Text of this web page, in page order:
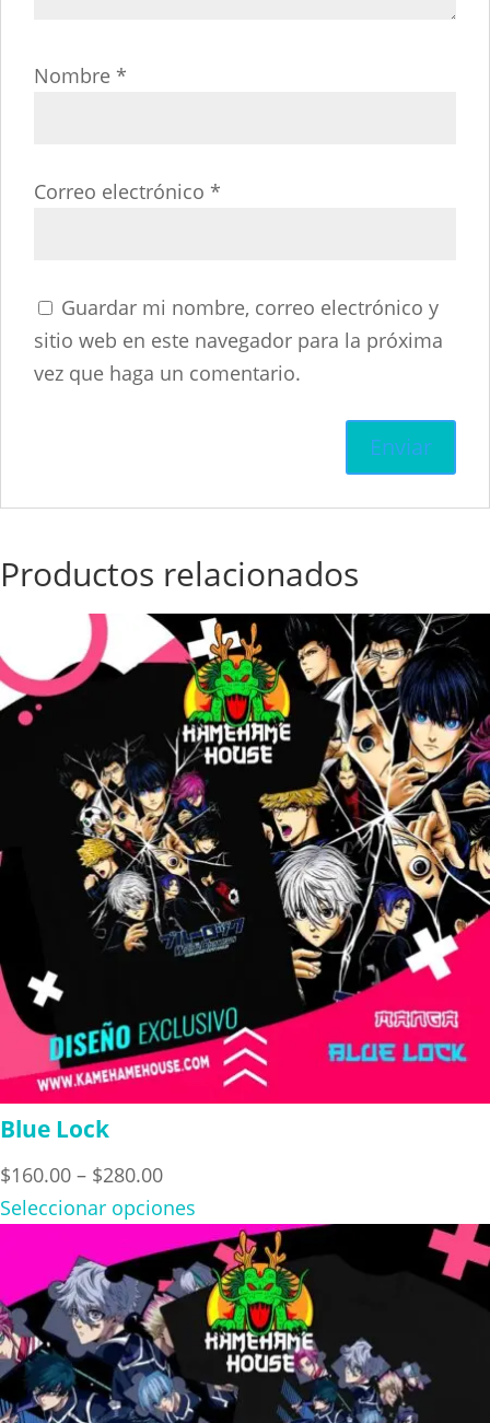
Nombre *
Correo electrónico *
Guardar mi nombre, correo electrónico y
sitio web en este navegador para la próxima
vez que haga un comentario.
Productos relacionados
Blue Lock
$160.00 – $280.00Price
range:
$160.00
through
$280.00
Seleccionar opciones